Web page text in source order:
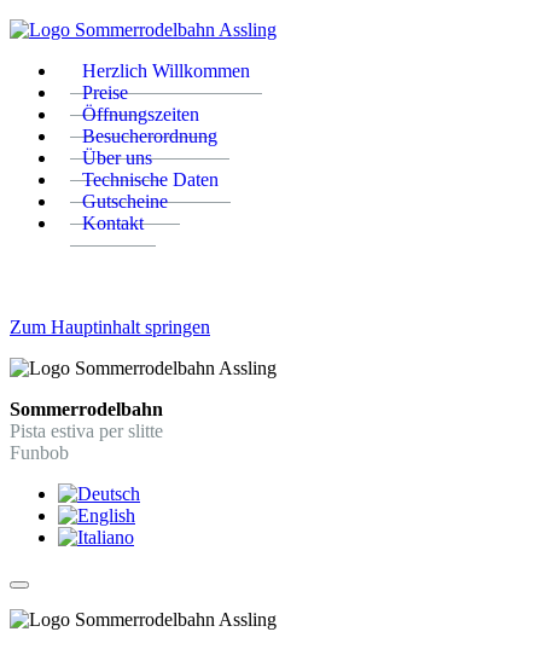
Herzlich Willkommen
Preise
Öffnungszeiten
Besucherordnung
Über uns
Technische Daten
Gutscheine
Kontakt
Zum Hauptinhalt springen
Sommerrodelbahn
Pista estiva per slitte
Funbob